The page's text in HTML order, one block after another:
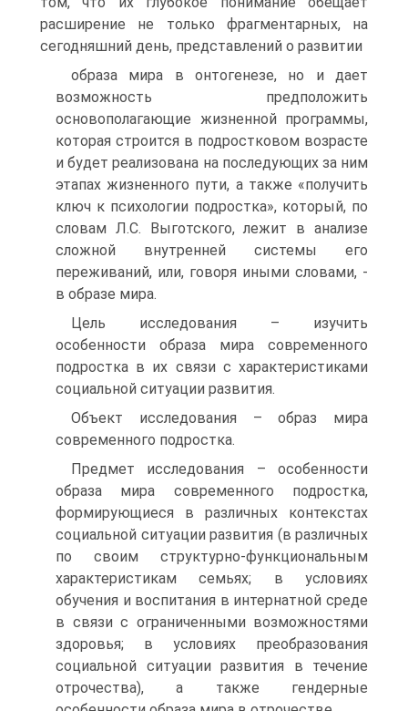
расширение не только фрагментарных, на
сегодняшний день, представлений о развитии
образа мира в онтогенезе, но и дает
возможность предположить
основополагающие жизненной программы,
которая строится в подростковом возрасте
и будет реализована на последующих за ним
этапах жизненного пути, а также «получить
ключ к психологии подростка», который, по
словам Л.С. Выготского, лежит в анализе
сложной внутренней системы его
переживаний, или, говоря иными словами, -
в образе мира.
Цель исследования – изучить
особенности образа мира современного
подростка в их связи с характеристиками
социальной ситуации развития.
Объект исследования – образ мира
современного подростка.
Предмет исследования – особенности
образа мира современного подростка,
формирующиеся в различных контекстах
социальной ситуации развития (в различных
по своим структурно-функциональным
характеристикам семьях; в условиях
обучения и воспитания в интернатной среде
в связи с ограниченными возможностями
здоровья; в условиях преобразования
социальной ситуации развития в течение
отрочества), а также гендерные